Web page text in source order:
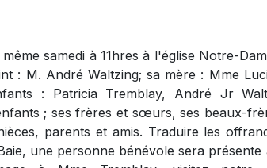
samedi à 11hres à l'église Notre-
: M. André Waltzing; sa mère : Mme
: Patricia Tremblay, André Jr
; ses frères et sœurs, ses beaux-
parents et amis. Traduire les
une personne bénévole sera